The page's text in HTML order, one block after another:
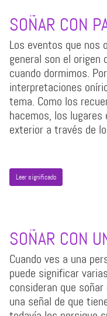
SOÑAR CON
Los eventos que nos
general son el origen
cuando dormimos.
interpretaciones
tema. Como los
hacemos, los
exterior a través de
Leer significado
SOÑAR CON
Cuando ves a una
puede significar
consideran que
una señal de que